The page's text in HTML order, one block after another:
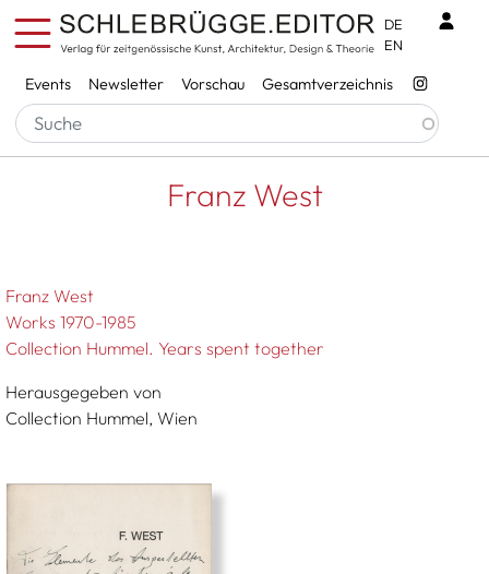
Direkt zum Inhalt
Services
Events Newsletter Vorschau Gesamtverzeichnis
DE
EN
Pfadnavigation
Startseite Franz West
Franz West
Franz West
Works 1970-1985
Collection Hummel. Years spent together
Herausgegeben von
Collection Hummel, Wien